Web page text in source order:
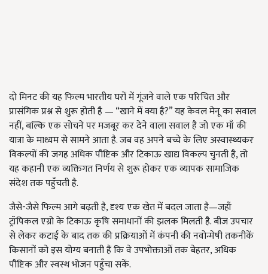
दो मिनट की यह फिल्म भारतीय घरों में गूंजने वाले एक परिचित और
प्रासंगिक प्रश्न से शुरू होती है — “खाने में क्या है?” यह केवल मेनू का सवाल
नहीं, बल्कि एक सोचने पर मजबूर कर देने वाला सवाल है जो एक माँ की
यात्रा के माध्यम से सामने आता है. जब वह अपने बच्चे के लिए अस्वास्थ्यकर
विकल्पों की जगह अधिक पौष्टिक और टिकाऊ खाद्य विकल्प चुनती है, तो
यह कहानी एक व्यक्तिगत निर्णय से शुरू होकर एक व्यापक सामाजिक
संदेश तक पहुँचती है.
जैसे-जैसे फिल्म आगे बढ़ती है, दृश्य एक खेत में बदल जाता है—जहाँ
ट्रॉपिकल एग्रो के टिकाऊ कृषि समाधानों की झलक मिलती है. बीज उपचार
से लेकर कटाई के बाद तक की प्रक्रियाओं में कंपनी की नवोन्मेषी तकनीकें
किसानों को इस योग्य बनाती हैं कि वे उपभोक्ताओं तक बेहतर, अधिक
पौष्टिक और स्वस्थ भोजन पहुँचा सकें.